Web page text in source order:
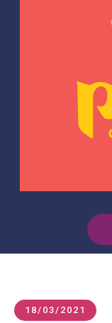
18/03/2021